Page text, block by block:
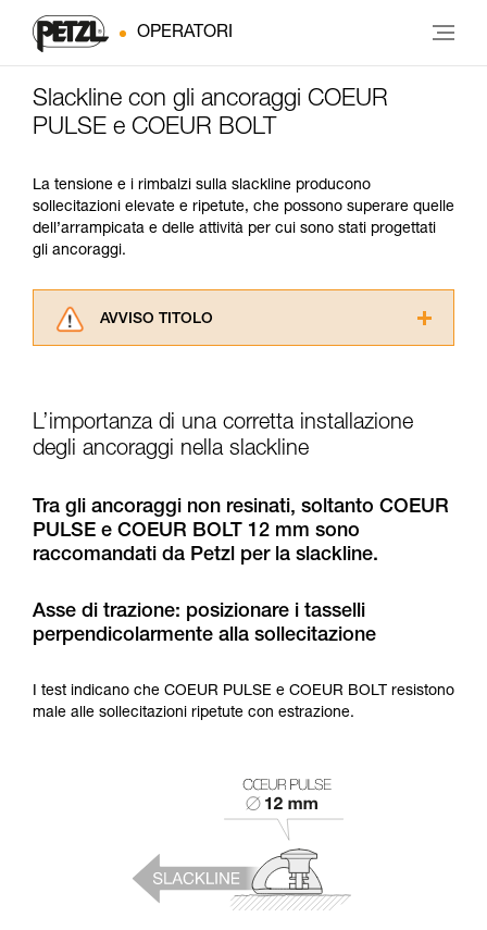
OPERATORI
Slackline con gli ancoraggi COEUR
PULSE e COEUR BOLT
La tensione e i rimbalzi sulla slackline producono
sollecitazioni elevate e ripetute, che possono superare quelle
dell’arrampicata e delle attività per cui sono stati progettati
gli ancoraggi.
AVVISO TITOLO
informazioni dell’istruzione tecnica per poter
capire queste ulteriori informazioni.
Verificate con un professionista la vostra
capacità di rifare la manovra, da soli, in piena
sicurezza, prima di riprodurla autonomamente.
vengono qui descritte.
L’importanza di una corretta installazione
degli ancoraggi nella slackline
Tra gli ancoraggi non resinati, soltanto COEUR
PULSE e COEUR BOLT 12 mm sono
raccomandati da Petzl per la slackline.
Asse di trazione: posizionare i tasselli
perpendicolarmente alla sollecitazione
I test indicano che COEUR PULSE e COEUR BOLT resistono
male alle sollecitazioni ripetute con estrazione.